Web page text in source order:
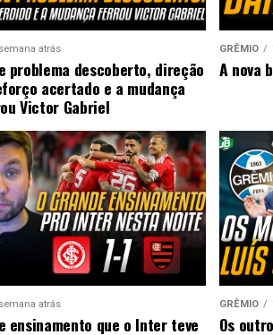
atrás
problema descoberto, direção
acertado e a mudança
Victor Gabriel
GRÊMIO
A nova
atrás
ensinamento que o Inter teve
GRÊMIO
Os